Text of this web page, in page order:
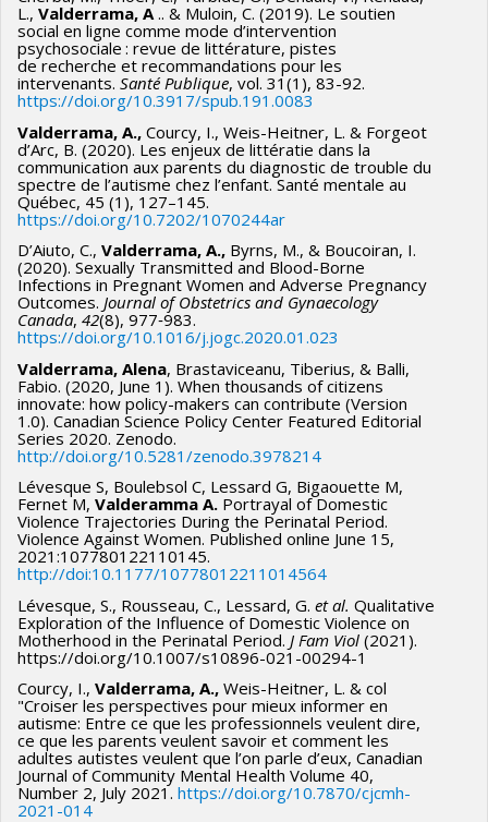
L., Valderrama, A.. & Muloin, C. (2019). Le soutien
social en ligne comme mode d’intervention
psychosociale : revue de littérature, pistes
de recherche et recommandations pour les
intervenants. Santé Publique, vol. 31(1), 83-92.
https://doi.org/10.3917/spub.191.0083
Valderrama, A., Courcy, I., Weis-Heitner, L. & Forgeot
d’Arc, B. (2020). Les enjeux de littératie dans la
communication aux parents du diagnostic de trouble du
spectre de l’autisme chez l’enfant. Santé mentale au
Québec, 45 (1), 127–145.
https://doi.org/10.7202/1070244ar
D’Aiuto, C., Valderrama, A., Byrns, M., & Boucoiran, I.
(2020). Sexually Transmitted and Blood-Borne
Infections in Pregnant Women and Adverse Pregnancy
Outcomes. Journal of Obstetrics and Gynaecology
Canada, 42(8), 977‑983.
https://doi.org/10.1016/j.jogc.2020.01.023
Valderrama, Alena, Brastaviceanu, Tiberius, & Balli,
Fabio. (2020, June 1). When thousands of citizens
innovate: how policy-makers can contribute (Version
1.0). Canadian Science Policy Center Featured Editorial
Series 2020. Zenodo.
http://doi.org/10.5281/zenodo.3978214
Lévesque S, Boulebsol C, Lessard G, Bigaouette M,
Fernet M, Valderamma A. Portrayal of Domestic
Violence Trajectories During the Perinatal Period.
Violence Against Women. Published online June 15,
2021:107780122110145.
http://doi:10.1177/10778012211014564
Lévesque, S., Rousseau, C., Lessard, G. et al. Qualitative
Exploration of the Influence of Domestic Violence on
Motherhood in the Perinatal Period. J Fam Viol (2021).
https://doi.org/10.1007/s10896-021-00294-1
Courcy, I., Valderrama, A., Weis-Heitner, L. & col
"Croiser les perspectives pour mieux informer en
autisme: Entre ce que les professionnels veulent dire,
ce que les parents veulent savoir et comment les
adultes autistes veulent que l’on parle d’eux, Canadian
Journal of Community Mental Health Volume 40,
Number 2, July 2021. https://doi.org/10.7870/cjcmh-
2021-014